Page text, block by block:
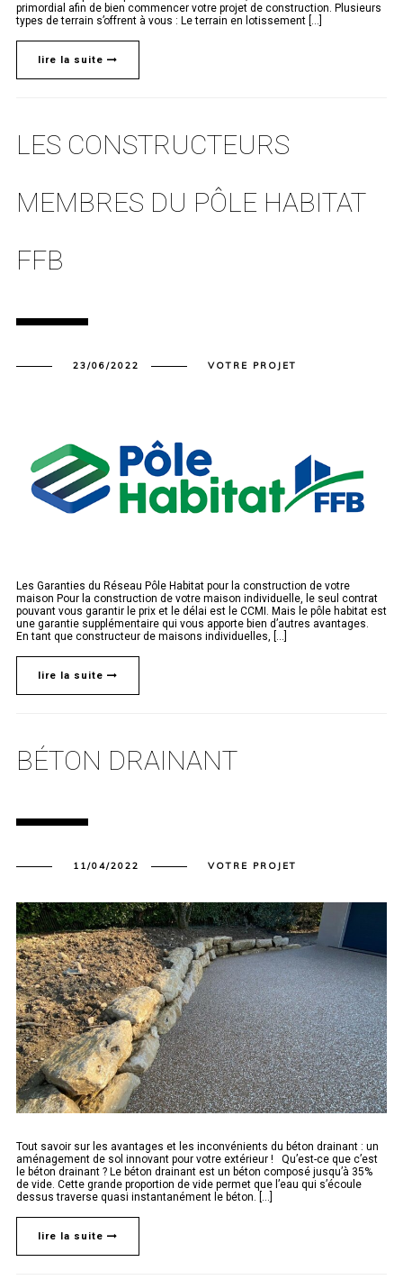
primordial afin de bien commencer votre projet de construction. Plusieurs
types de terrain s’offrent à vous : Le terrain en lotissement [...]
lire la suite
LES CONSTRUCTEURS
MEMBRES DU PÔLE HABITAT
FFB
23/06/2022 VOTRE PROJET
Les Garanties du Réseau Pôle Habitat pour la construction de votre
maison Pour la construction de votre maison individuelle, le seul contrat
pouvant vous garantir le prix et le délai est le CCMI. Mais le pôle habitat est
une garantie supplémentaire qui vous apporte bien d’autres avantages.
En tant que constructeur de maisons individuelles, [...]
lire la suite
BÉTON DRAINANT
11/04/2022 VOTRE PROJET
Tout savoir sur les avantages et les inconvénients du béton drainant : un
aménagement de sol innovant pour votre extérieur ! Qu’est-ce que c’est
le béton drainant ? Le béton drainant est un béton composé jusqu’à 35%
de vide. Cette grande proportion de vide permet que l’eau qui s’écoule
dessus traverse quasi instantanément le béton. [...]
lire la suite